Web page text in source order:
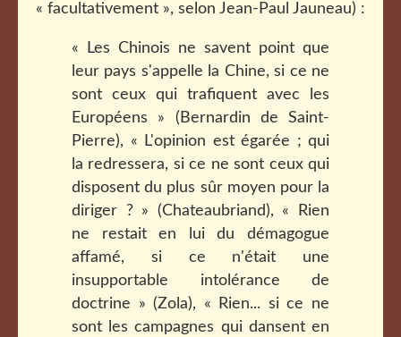
« facultativement », selon Jean-Paul Jauneau) :
« Les Chinois ne savent point que
leur pays s'appelle la Chine, si ce ne
sont ceux qui trafiquent avec les
Européens » (Bernardin de Saint-
Pierre), « L'opinion est égarée ; qui
la redressera, si ce ne sont ceux qui
disposent du plus sûr moyen pour la
diriger ? » (Chateaubriand), « Rien
ne restait en lui du démagogue
affamé, si ce n'était une
insupportable intolérance de
doctrine » (Zola), « Rien... si ce ne
sont les campagnes qui dansent en